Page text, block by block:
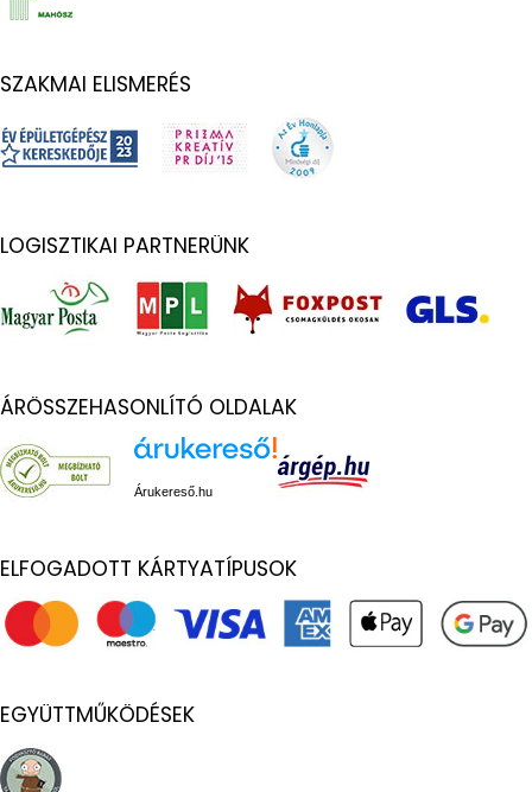
SZAKMAI ELISMERÉS
LOGISZTIKAI PARTNERÜNK
ÁRÖSSZEHASONLÍTÓ OLDALAK
Árukereső.hu
ELFOGADOTT KÁRTYATÍPUSOK
EGYÜTTMŰKÖDÉSEK